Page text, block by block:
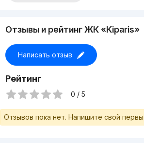
Отзывы и рейтинг ЖК «Kiparis»
Написать отзыв
Рейтинг
0 / 5
Отзывов пока нет. Напишите свой